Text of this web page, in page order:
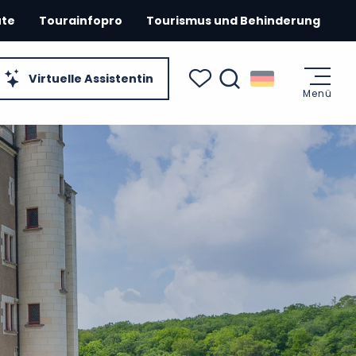
Virtuelle Assistentin
Tourainfopro Tourismus und Behinderung
Menü